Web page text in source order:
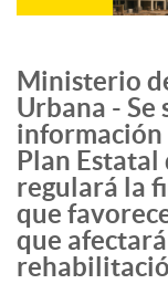
Ministerio
Urbana - Se
información
Plan
regulará la
que
que